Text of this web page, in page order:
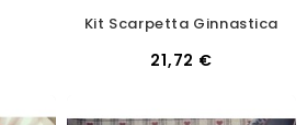
Kit Scarpetta Ginnastica
21,72 €